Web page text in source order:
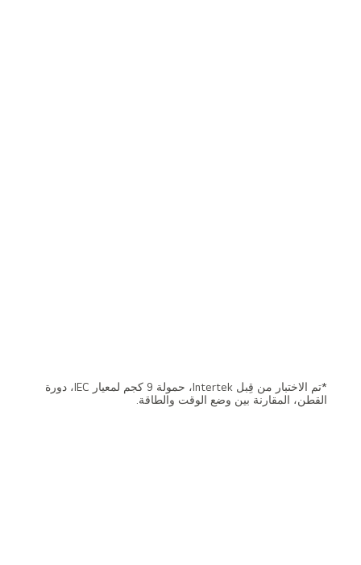
*تم الاختبار من قِبل Intertek، حمولة 9 كجم لمعيار IEC، دورة
القطن، المقارنة بين وضع الوقت والطاقة.